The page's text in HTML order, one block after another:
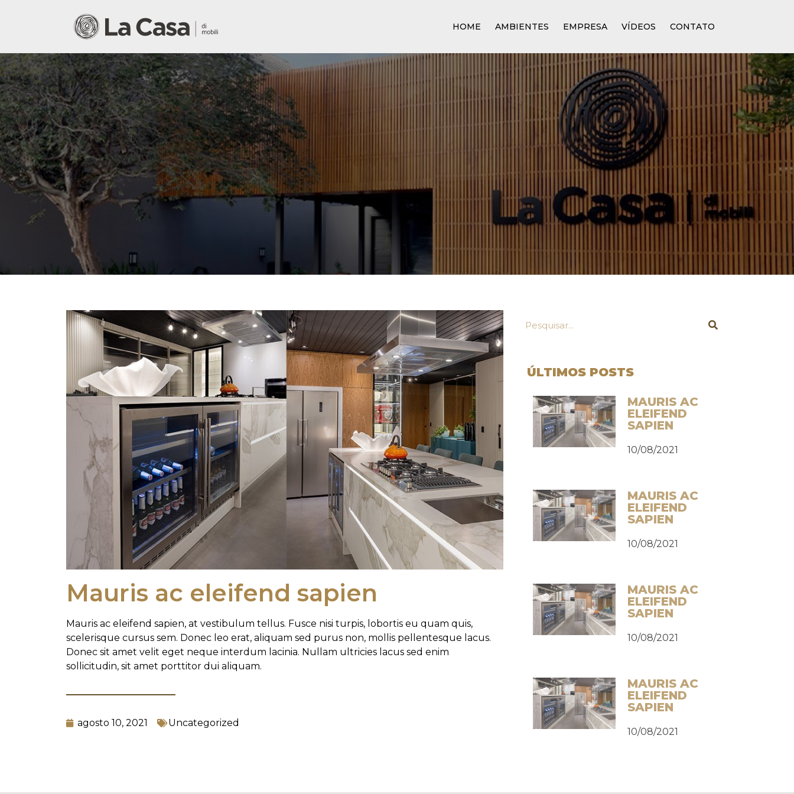
HOME AMBIENTES EMPRESA VÍDEOS CONTATO
Mauris ac eleifend sapien
Mauris ac eleifend sapien, at vestibulum tellus. Fusce nisi turpis, lobortis eu quam quis,
scelerisque cursus sem. Donec leo erat, aliquam sed purus non, mollis pellentesque lacus.
Donec sit amet velit eget neque interdum lacinia. Nullam ultricies lacus sed enim
sollicitudin, sit amet porttitor dui aliquam.
agosto 10, 2021 Uncategorized
ÚLTIMOS POSTS
MAURIS AC
ELEIFEND
SAPIEN
10/08/2021
MAURIS AC
ELEIFEND
SAPIEN
10/08/2021
MAURIS AC
ELEIFEND
SAPIEN
10/08/2021
MAURIS AC
ELEIFEND
SAPIEN
10/08/2021